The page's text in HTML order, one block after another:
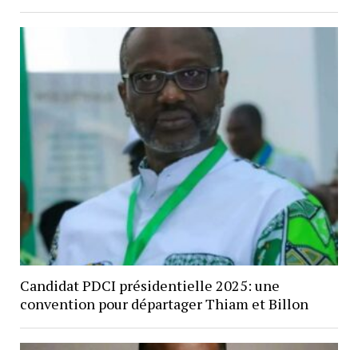
Candidat PDCI présidentielle 2025: une
convention pour départager Thiam et Billon